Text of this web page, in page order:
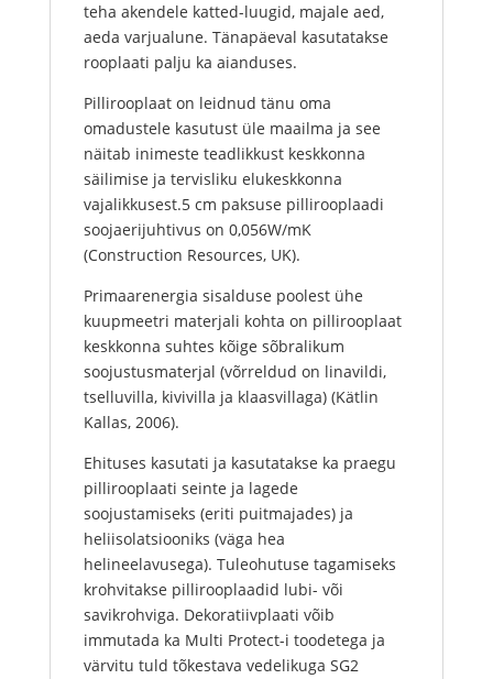
teha akendele katted-luugid, majale aed,
aeda varjualune. Tänapäeval kasutatakse
rooplaati palju ka aianduses.
Pillirooplaat on leidnud tänu oma
omadustele kasutust üle maailma ja see
näitab inimeste teadlikkust keskkonna
säilimise ja tervisliku elukeskkonna
vajalikkusest.5 cm paksuse pillirooplaadi
soojaerijuhtivus on 0,056W/mK
(Construction Resources, UK).
Primaarenergia sisalduse poolest ühe
kuupmeetri materjali kohta on pillirooplaat
keskkonna suhtes kõige sõbralikum
soojustusmaterjal (võrreldud on linavildi,
tselluvilla, kivivilla ja klaasvillaga) (Kätlin
Kallas, 2006).
Ehituses kasutati ja kasutatakse ka praegu
pillirooplaati seinte ja lagede
soojustamiseks (eriti puitmajades) ja
heliisolatsiooniks (väga hea
helineelavusega). Tuleohutuse tagamiseks
krohvitakse pillirooplaadid lubi- või
savikrohviga. Dekoratiivplaati võib
immutada ka Multi Protect-i toodetega ja
värvitu tuld tõkestava vedelikuga SG2